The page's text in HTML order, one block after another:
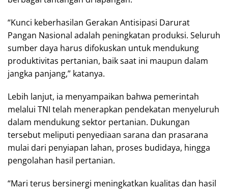
“Kunci keberhasilan Gerakan Antisipasi Darurat
Pangan Nasional adalah peningkatan produksi. Seluruh
sumber daya harus difokuskan untuk mendukung
produktivitas pertanian, baik saat ini maupun dalam
jangka panjang,” katanya.
Lebih lanjut, ia menyampaikan bahwa pemerintah
melalui TNI telah menerapkan pendekatan menyeluruh
dalam mendukung sektor pertanian. Dukungan
tersebut meliputi penyediaan sarana dan prasarana
mulai dari penyiapan lahan, proses budidaya, hingga
pengolahan hasil pertanian.
“Mari terus bersinergi meningkatkan kualitas dan hasil